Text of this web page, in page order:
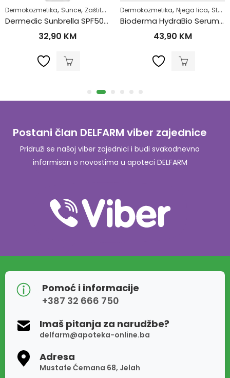
život
,Sunce,Zaštita za lice ,Zdrav život
Zdrav život
Dermokozmetika, Sunce, Zaštita za lice
Dermedic Sunbrella SPF50+ Ultra Lagani Fluid za Masnu i Kombinovanu kožu 40ml
32,90 KM
Dermokozmetika, Njega lica, Stanje kože
Bioderma HydraBio Serum 40ml
43,90 KM
Postani član DELFARM viber zajednice
Pridruži se našoj viber zajednici i budi svakodnevno
informisan o novostima u apoteci DELFARM
Pomoć i informacije
+387 32 666 750
Imaš pitanja za narudžbe?
delfarm@apoteka-online.ba
Adresa
Mustafe Ćemana 68, Jelah